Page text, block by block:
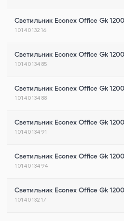
Светильник Econex Office Gk
1014013216
Светильник Econex Office Gk
1014013485
Светильник Econex Office Gk
1014013488
Светильник Econex Office Gk
1014013491
Светильник Econex Office Gk
1014013494
Светильник Econex Office Gk
1014013217